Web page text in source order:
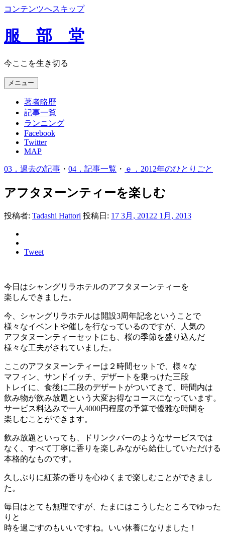
コンテンツへスキップ
服 部 堂
今ここを生き切る
メニュー
著者略歴
記事一覧
ランニング
Facebook
Twitter
MAP
03．過去の記事 ・ 04．記事一覧 ・ ｅ．2012年のひとりごと
アフタヌーンティーを楽しむ
投稿者: Tadashi Hattori 投稿日: 17 3月, 20122 1月, 2013
Tweet
今日はシャングリラホテルのアフタヌーンティーを
楽しんできました。
今、シャングリラホテルは開設3周年記念ということで
様々なイベントや催しを行なっているのですが、人気の
アフタヌーンティーセットにも、桜の季節を盛り込んだ
様々な工夫がされていました。
ここのアフタヌーンティーは２時間セットで、様々な
マフィン、サンドイッチ、デザートを乗っけた三段
トレイに、食後に二段のデザートがついてきて、時間内は
飲み物が飲み放題という大変お得なコースになっています。
サービス料込みで一人4000円程度の予算で優雅な時間を
楽しむことができます。
飲み放題といっても、ドリンクバーのようなサービスでは
なく、すべて丁寧に香りを楽しみながら給仕していただける
本格的なものです。
久しぶりに紅茶の香りを心ゆくまで楽しむことができまし
た。
毎日はとても無理ですが、たまにはこうしたところでゆった
りと
時を過ごすのもいいですね。いい休養になりました！